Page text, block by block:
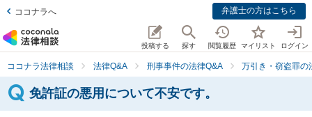
ココナラへ 弁護士の方はこちら
投稿する 探す 閲覧履歴 マイリスト ログイン
ココナラ法律相談 法律Q&A 刑事事件の法律Q&A 万引き・窃盗罪の
免許証の悪用について不安です。